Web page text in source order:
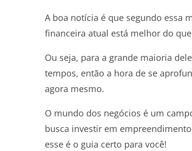
A boa notícia é que segundo essa
financeira atual está melhor do
Ou seja, para a grande maioria
tempos, então a hora de se
agora mesmo.
O mundo dos negócios é um
busca investir em
esse é o guia certo para você!